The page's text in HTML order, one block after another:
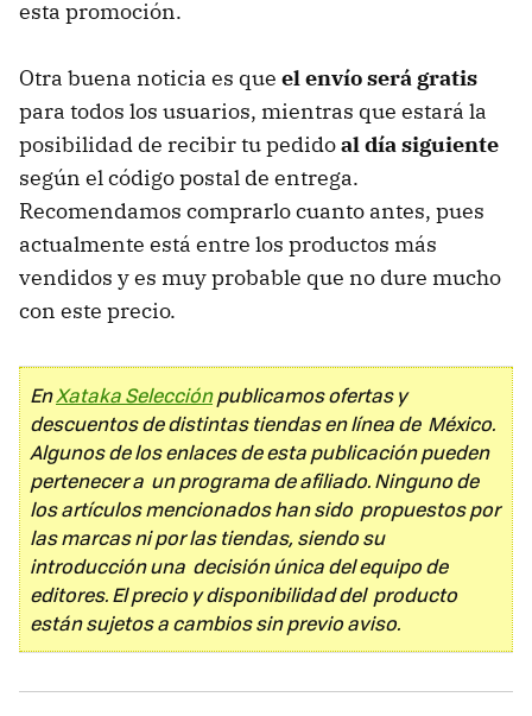
esta promoción.
Otra buena noticia es que el envío será gratis
para todos los usuarios, mientras que estará la
posibilidad de recibir tu pedidoal día siguiente
según el código postal de entrega.
Recomendamos comprarlo cuanto antes, pues
actualmente está entre los productos más
vendidos y es muy probable que no dure mucho
con este precio.
EnXataka Selecciónpublicamos ofertas y
descuentos de distintas tiendas en línea de México.
Algunos de los enlaces de esta publicación pueden
pertenecer a un programa de afiliado. Ninguno de
los artículos mencionados han sido propuestos por
las marcas ni por las tiendas, siendo su
introducción una decisión única del equipo de
editores. El precio y disponibilidad del producto
están sujetos a cambios sin previo aviso.